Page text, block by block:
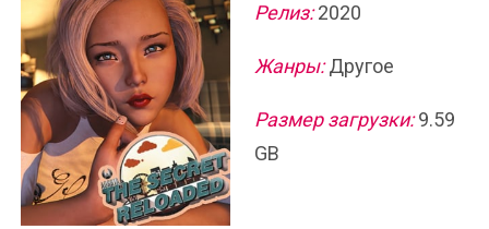
Релиз:2020
Жанры:Другое
Размер загрузки:9.59
GB